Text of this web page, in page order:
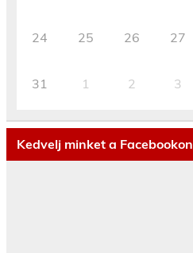
24 25 26 27
31 1 2 3
Kedvelj minket a Facebookon